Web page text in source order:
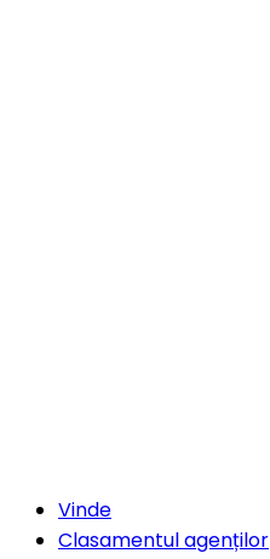
Vinde
Clasamentul agenților